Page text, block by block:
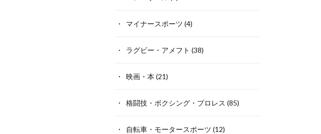
マイナースポーツ (4)
ラグビー・アメフト (38)
映画・本 (21)
格闘技・ボクシング・プロレス (85)
自転車・モータースポーツ (12)